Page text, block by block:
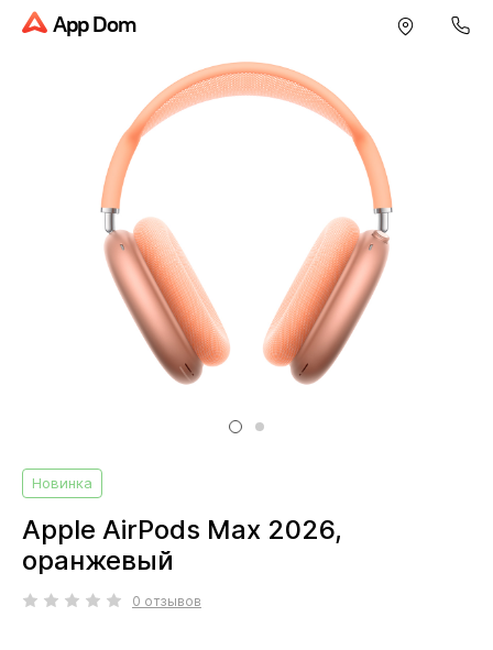
App Dom
Новинка
Apple AirPods Max 2026,
оранжевый
0 отзывов